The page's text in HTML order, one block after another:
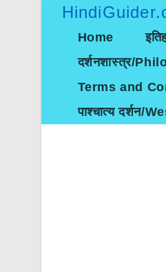
Home
दर्शनशास्त्र/
Terms and
पाश्चात्य दर्शन/